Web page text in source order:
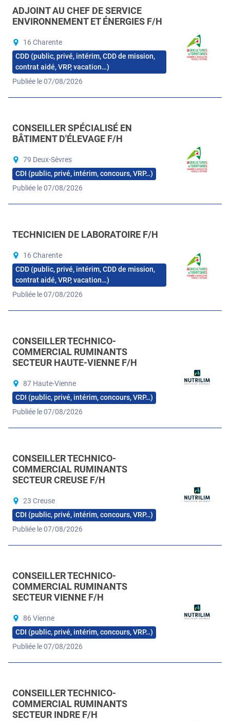
ADJOINT AU CHEF DE SERVICE
ENVIRONNEMENT ET ÉNERGIES F/H
16 Charente
CDD (public, privé, intérim, CDD de mission,
contrat aidé, VRP, vacation…)
Publiée le 07/08/2026
CONSEILLER SPÉCIALISÉ EN
BÂTIMENT D'ÉLEVAGE F/H
79 Deux-Sèvres
CDI (public, privé, intérim, concours, VRP…)
Publiée le 07/08/2026
TECHNICIEN DE LABORATOIRE F/H
16 Charente
CDD (public, privé, intérim, CDD de mission,
contrat aidé, VRP, vacation…)
Publiée le 07/08/2026
CONSEILLER TECHNICO-
COMMERCIAL RUMINANTS
SECTEUR HAUTE-VIENNE F/H
87 Haute-Vienne
CDI (public, privé, intérim, concours, VRP…)
Publiée le 07/08/2026
CONSEILLER TECHNICO-
COMMERCIAL RUMINANTS
SECTEUR CREUSE F/H
23 Creuse
CDI (public, privé, intérim, concours, VRP…)
Publiée le 07/08/2026
CONSEILLER TECHNICO-
COMMERCIAL RUMINANTS
SECTEUR VIENNE F/H
86 Vienne
CDI (public, privé, intérim, concours, VRP…)
Publiée le 07/08/2026
CONSEILLER TECHNICO-
COMMERCIAL RUMINANTS
SECTEUR INDRE F/H